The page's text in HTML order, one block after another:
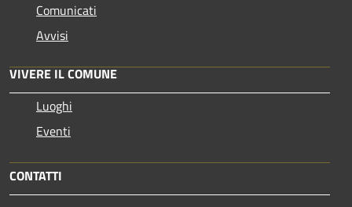
Comunicati
Avvisi
VIVERE IL COMUNE
Luoghi
Eventi
CONTATTI